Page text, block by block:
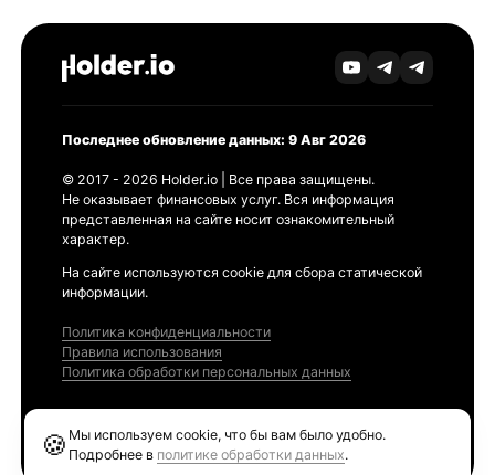
Последнее обновление данных: 9 Авг 2026
© 2017 - 2026 Holder.io | Все права защищены.
Не оказывает финансовых услуг. Вся информация
представленная на сайте носит ознакомительный
характер.
На сайте используются cookie для сбора статической
информации.
Политика конфиденциальности
Правила использования
Политика обработки персональных данных
🍪 Мы используем cookie, что бы вам было удобно.
Подробнее в политике обработки данных.
Ethereum GAS Tracker